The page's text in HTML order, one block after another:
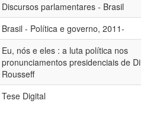
Discursos parlamentares - Brasil
Brasil - Política e governo, 2011-
Eu, nós e eles : a luta política nos
pronunciamentos presidenciais de
Rousseff
Tese Digital